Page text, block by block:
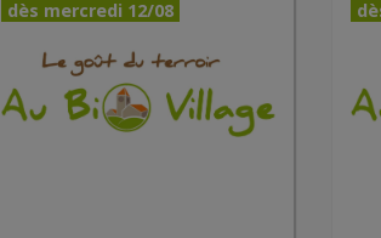
dès mercredi 12/08